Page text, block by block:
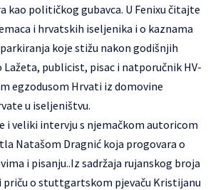
kao političkog gubavca. U Fenixu čitajte
i hrvatskih iseljenika i o kaznama
koje stižu nakon godišnjih
Lažeta, publicist, pisac i natporučnik HV-
egzodusom Hrvati iz domovine
u iseljeništvu.
i veliki intervju s njemačkom autoricom
Natašom Dragnić koja progovara o
i pisanju..Iz sadržaja rujanskog broja
priču o stuttgartskom pjevaču Kristijanu